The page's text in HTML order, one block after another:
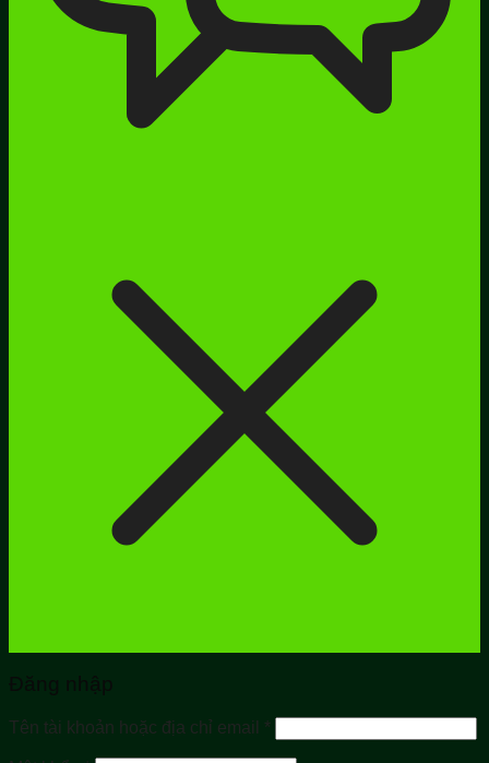
Đăng nhập
Tên tài khoản hoặc địa chỉ email *
buộc